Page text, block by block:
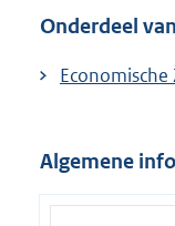
Onderdeel van
Algemene